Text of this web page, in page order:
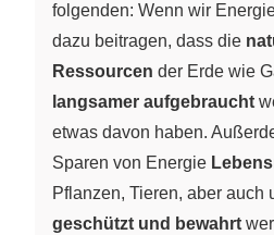
folgenden: Wenn wir
dazu beitragen, dass die
Ressourcen der Erde wie
langsamer aufgebraucht
etwas davon haben.
Sparen von Energie
Pflanzen, Tieren, aber auch
geschützt und bewahrt